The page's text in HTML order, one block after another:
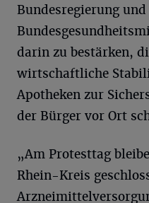
Bundesregierung und
darin zu bestärken,
wirtschaftliche
Apotheken zur
der Bürger vor Ort
„Am Protesttag
Rhein-Kreis